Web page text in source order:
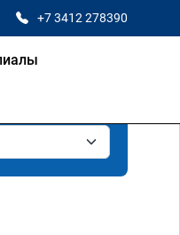
+7 3412 278390